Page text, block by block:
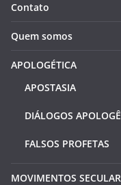
Contato
Quem somos
APOLOGÉTICA
APOSTASIA
DIÁLOGOS
FALSOS PROFETAS
MOVIMENTOS